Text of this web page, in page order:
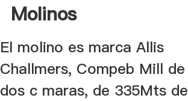
Molinos
El molino es marca Allis
Challmers, Compeb Mill de
dos c maras, de 335Mts de